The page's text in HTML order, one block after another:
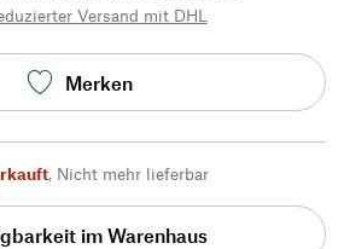
Versand mit DHL
Merken
, Nicht mehr lieferbar
im Warenhaus